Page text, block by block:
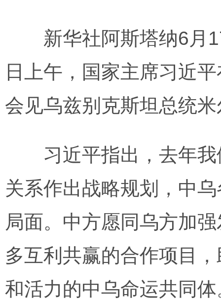
新华社阿斯塔纳6月17
日上午，国家主席习近
会见乌兹别克斯坦总统
习近平指出，去年我
关系作出战略规划，中
局面。中方愿同乌方加
多互利共赢的合作项目
和活力的中乌命运共同体